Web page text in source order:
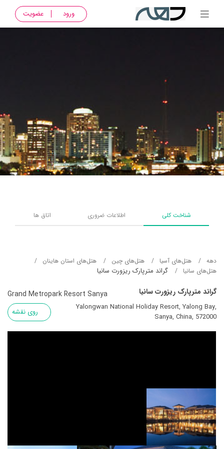
ورود عضویت
شناخت کلی اطلاعات ضروری اتاق ها
دهه هتل‌های آسيا هتل‌های چین
هتل‌های استان هاینان
هتل‌های سانیا
گراند مترپارک ریزورت سانیا
گراند مترپارک ریزورت سانیا Grand Metropark Resort Sanya
Yalongwan National Holiday Resort, Yalong Bay,
Sanya, China, 572000
روی نقشه